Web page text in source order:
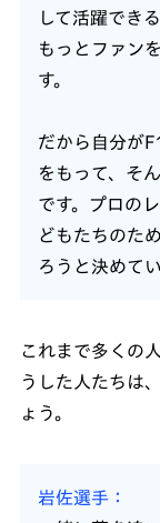
して活躍でき
もっとファン
す。
だから自分が
をもって、そ
です。プロの
どもたちのた
ろうと決めてい
これまで多くの
うした人たちは
ょう。
岩佐選手